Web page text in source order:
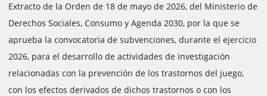
Extracto de la Orden de 18 de mayo de 2026, del Ministerio de
Derechos Sociales, Consumo y Agenda 2030, por la que se
aprueba la convocatoria de subvenciones, durante el ejercicio
2026, para el desarrollo de actividades de investigación
relacionadas con la prevención de los trastornos del juego,
con los efectos derivados de dichos trastornos o con los